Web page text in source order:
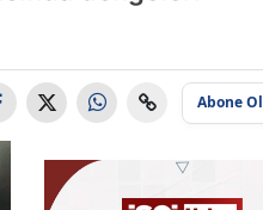
Abone Ol